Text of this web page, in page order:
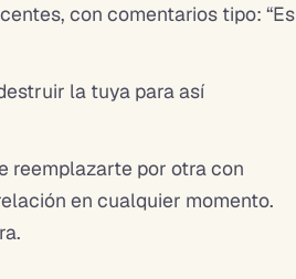
con comentarios tipo: “Es
la tuya para así
reemplazarte por otra con
en cualquier momento.